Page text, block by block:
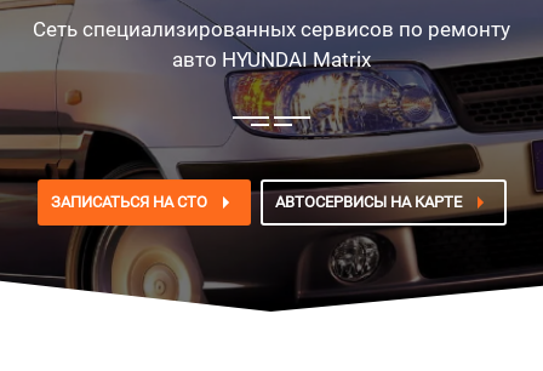
Сеть специализированных сервисов по ремонту
авто HYUNDAI Matrix
ЗАПИСАТЬСЯ НА СТО АВТОСЕРВИСЫ НА КАРТЕ